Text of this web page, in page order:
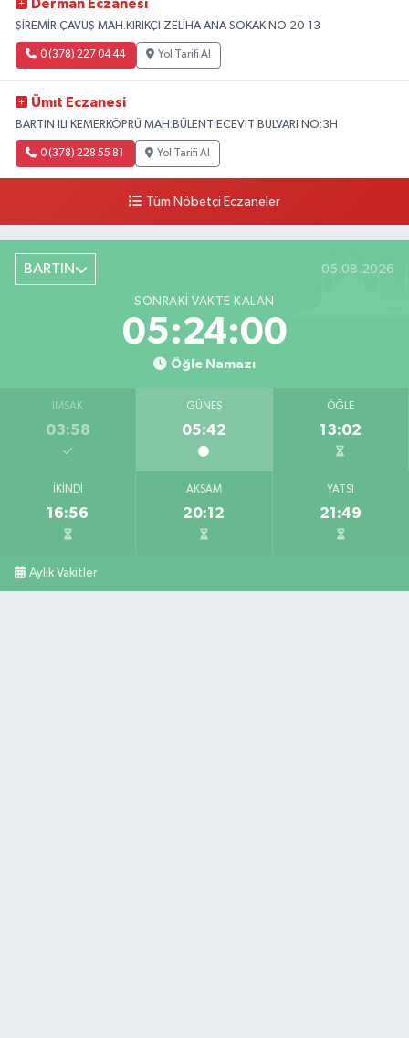
Derman Eczanesi
ŞİREMİR ÇAVUŞ MAH.KIRIKÇI ZELİHA ANA SOKAK NO:20 13
0 (378) 227 04 44 Yol Tarifi Al
Ümıt Eczanesi
BARTIN ILI KEMERKÖPRÜ MAH.BÜLENT ECEVİT BULVARI NO:3H
0 (378) 228 55 81 Yol Tarifi Al
Tüm Nöbetçi Eczaneler
BARTIN 05.08.2026
SONRAKI VAKTE KALAN
05:23:59
Öğle Namazı
İMSAK
03:58
GÜNEŞ
05:42
ÖĞLE
13:02
İKINDI
16:56
AKŞAM
20:12
YATSI
21:49
Aylık Vakitler